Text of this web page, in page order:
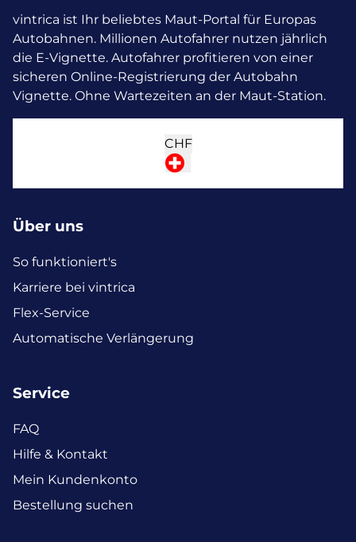
vintrica ist Ihr beliebtes Maut-Portal für Europas
Autobahnen. Millionen Autofahrer nutzen jährlich
die E-Vignette. Autofahrer profitieren von einer
sicheren Online-Registrierung der Autobahn
Vignette. Ohne Wartezeiten an der Maut-Station.
CHF
Über uns
So funktioniert's
Karriere bei vintrica
Flex-Service
Automatische Verlängerung
Service
FAQ
Hilfe & Kontakt
Mein Kundenkonto
Bestellung suchen